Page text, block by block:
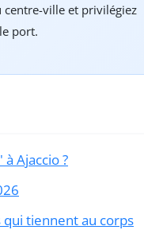
centre-ville et privilégiez
port.
Ajaccio ?
qui tiennent au corps